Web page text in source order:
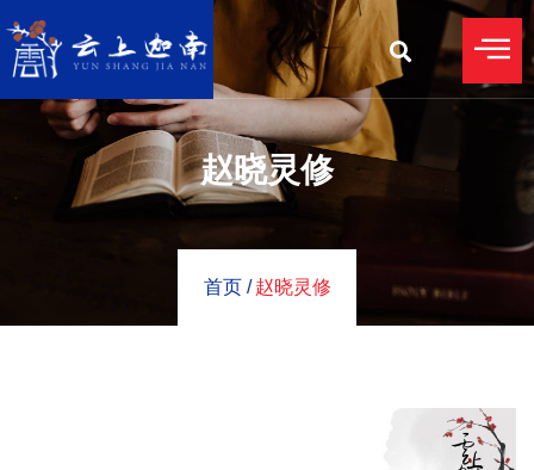
赵晓灵修
首页 / 赵晓灵修